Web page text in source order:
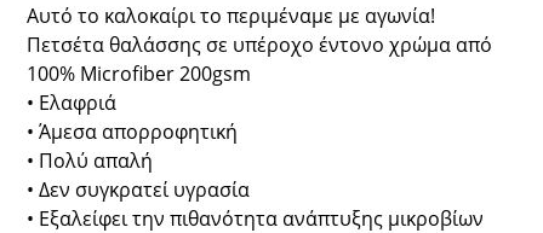
Αυτό το καλοκαίρι το περιμέναμε με αγωνία!
Πετσέτα θαλάσσης σε υπέροχο έντονο χρώμα από
100% Microfiber 200gsm
• Ελαφριά
• Άμεσα απορροφητική
• Πολύ απαλή
• Δεν συγκρατεί υγρασία
• Εξαλείφει την πιθανότητα ανάπτυξης μικροβίων